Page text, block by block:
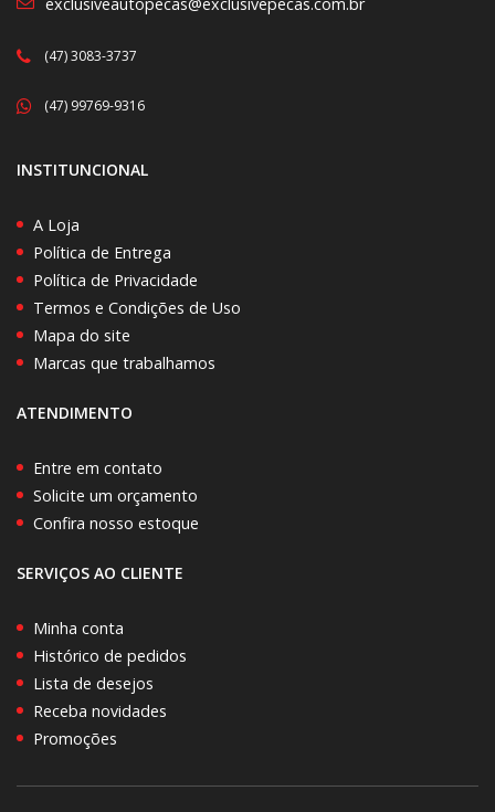
(47) 3083-3737
(47) 99769-9316
INSTITUNCIONAL
A Loja
Política de Entrega
Política de Privacidade
Termos e Condições de Uso
Mapa do site
Marcas que trabalhamos
ATENDIMENTO
Entre em contato
Solicite um orçamento
Confira nosso estoque
SERVIÇOS AO CLIENTE
Minha conta
Histórico de pedidos
Lista de desejos
Receba novidades
Promoções